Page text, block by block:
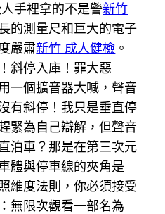
手裡拿的不是警新竹
的測量尺和巨大的電子
嚴肅新竹 成人健檢 。
斜停入庫！罪大惡
一個擴音器大喊，聲音
有斜停！我只是垂直停
緊為自己辯解，但聲音
泊車？那是在第三次元
體與停車線的夾角是
度法則，你必須接受
無限次觀看一部名為